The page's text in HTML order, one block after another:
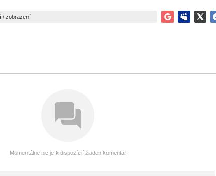
/ zobrazení
Momentálne nie je k dispozícií žiaden komentár